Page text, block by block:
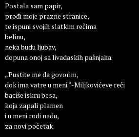
Postala sam papir,
prođi moje prazne stranice,
te ispuni svojih slatkim rečima
belinu,
neka budu ljubav,
dopuna onoj sa livadaskih pašnjaka.
„Pustite me da govorim,
dok ima vatre u meni.“-Miljkovićeve reči
baciše iskru besa,
koja zapali plamen
i u meni rodi nadu,
za novi početak.